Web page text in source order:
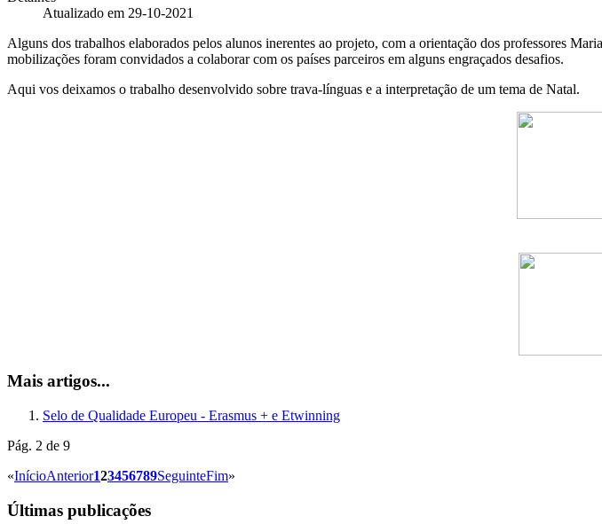
Atualizado em 29-10-2021
Alguns dos trabalhos elaborados pelos alunos inerentes ao projeto, com a orientação dos professores
mobilizações foram convidados a colaborar com os países parceiros em alguns engraçados desafios.
Aqui vos deixamos o trabalho desenvolvido sobre trava-línguas e a interpretação de um tema de Natal.
Mais artigos...
Selo de Qualidade Europeu - Erasmus + e Etwinning
Pág. 2 de 9
«InícioAnterior123456789SeguinteFim»
Últimas publicações